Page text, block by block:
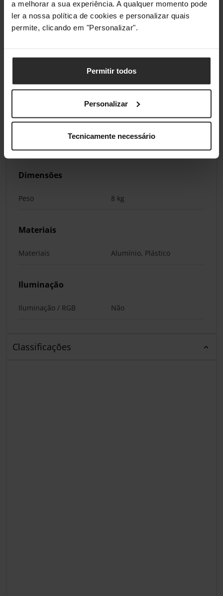
a melhorar a sua experiência. A qualquer momento pode
ler a nossa política de cookies e personalizar quais
permite, clicando em "Personalizar".
Permitir todos
Personalizar
Tecnicamente necessário
DURÁVEL E FIÁVEL
O sistema MOZA mBooster foi submetido a
Especificação
Cor
Dimensões
Peso 8 kg
Materiais
Materiais Alumínio, Plástico
Iluminação
Iluminação / RGB Não
Classificações